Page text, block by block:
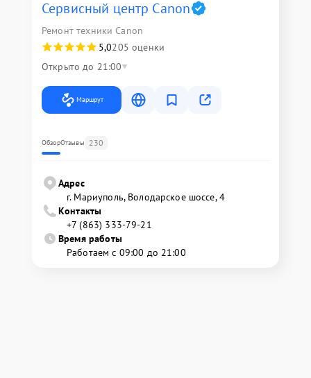
Сервисный центр Canon
Ремонт техники Canon
5,0205 оценки
Открыто до 21:00
Маршрут
ОбзорОтзывы 230
Адрес
г. Мариуполь, Володарское шоссе, 4
Контакты
+7 (863) 333-79-21
Время работы
Работаем с 09:00 до 21:00